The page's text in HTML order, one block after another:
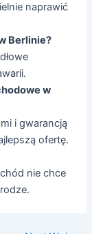
naprawić
Berlinie?
w
i gwarancją
ofertę.
nie chce